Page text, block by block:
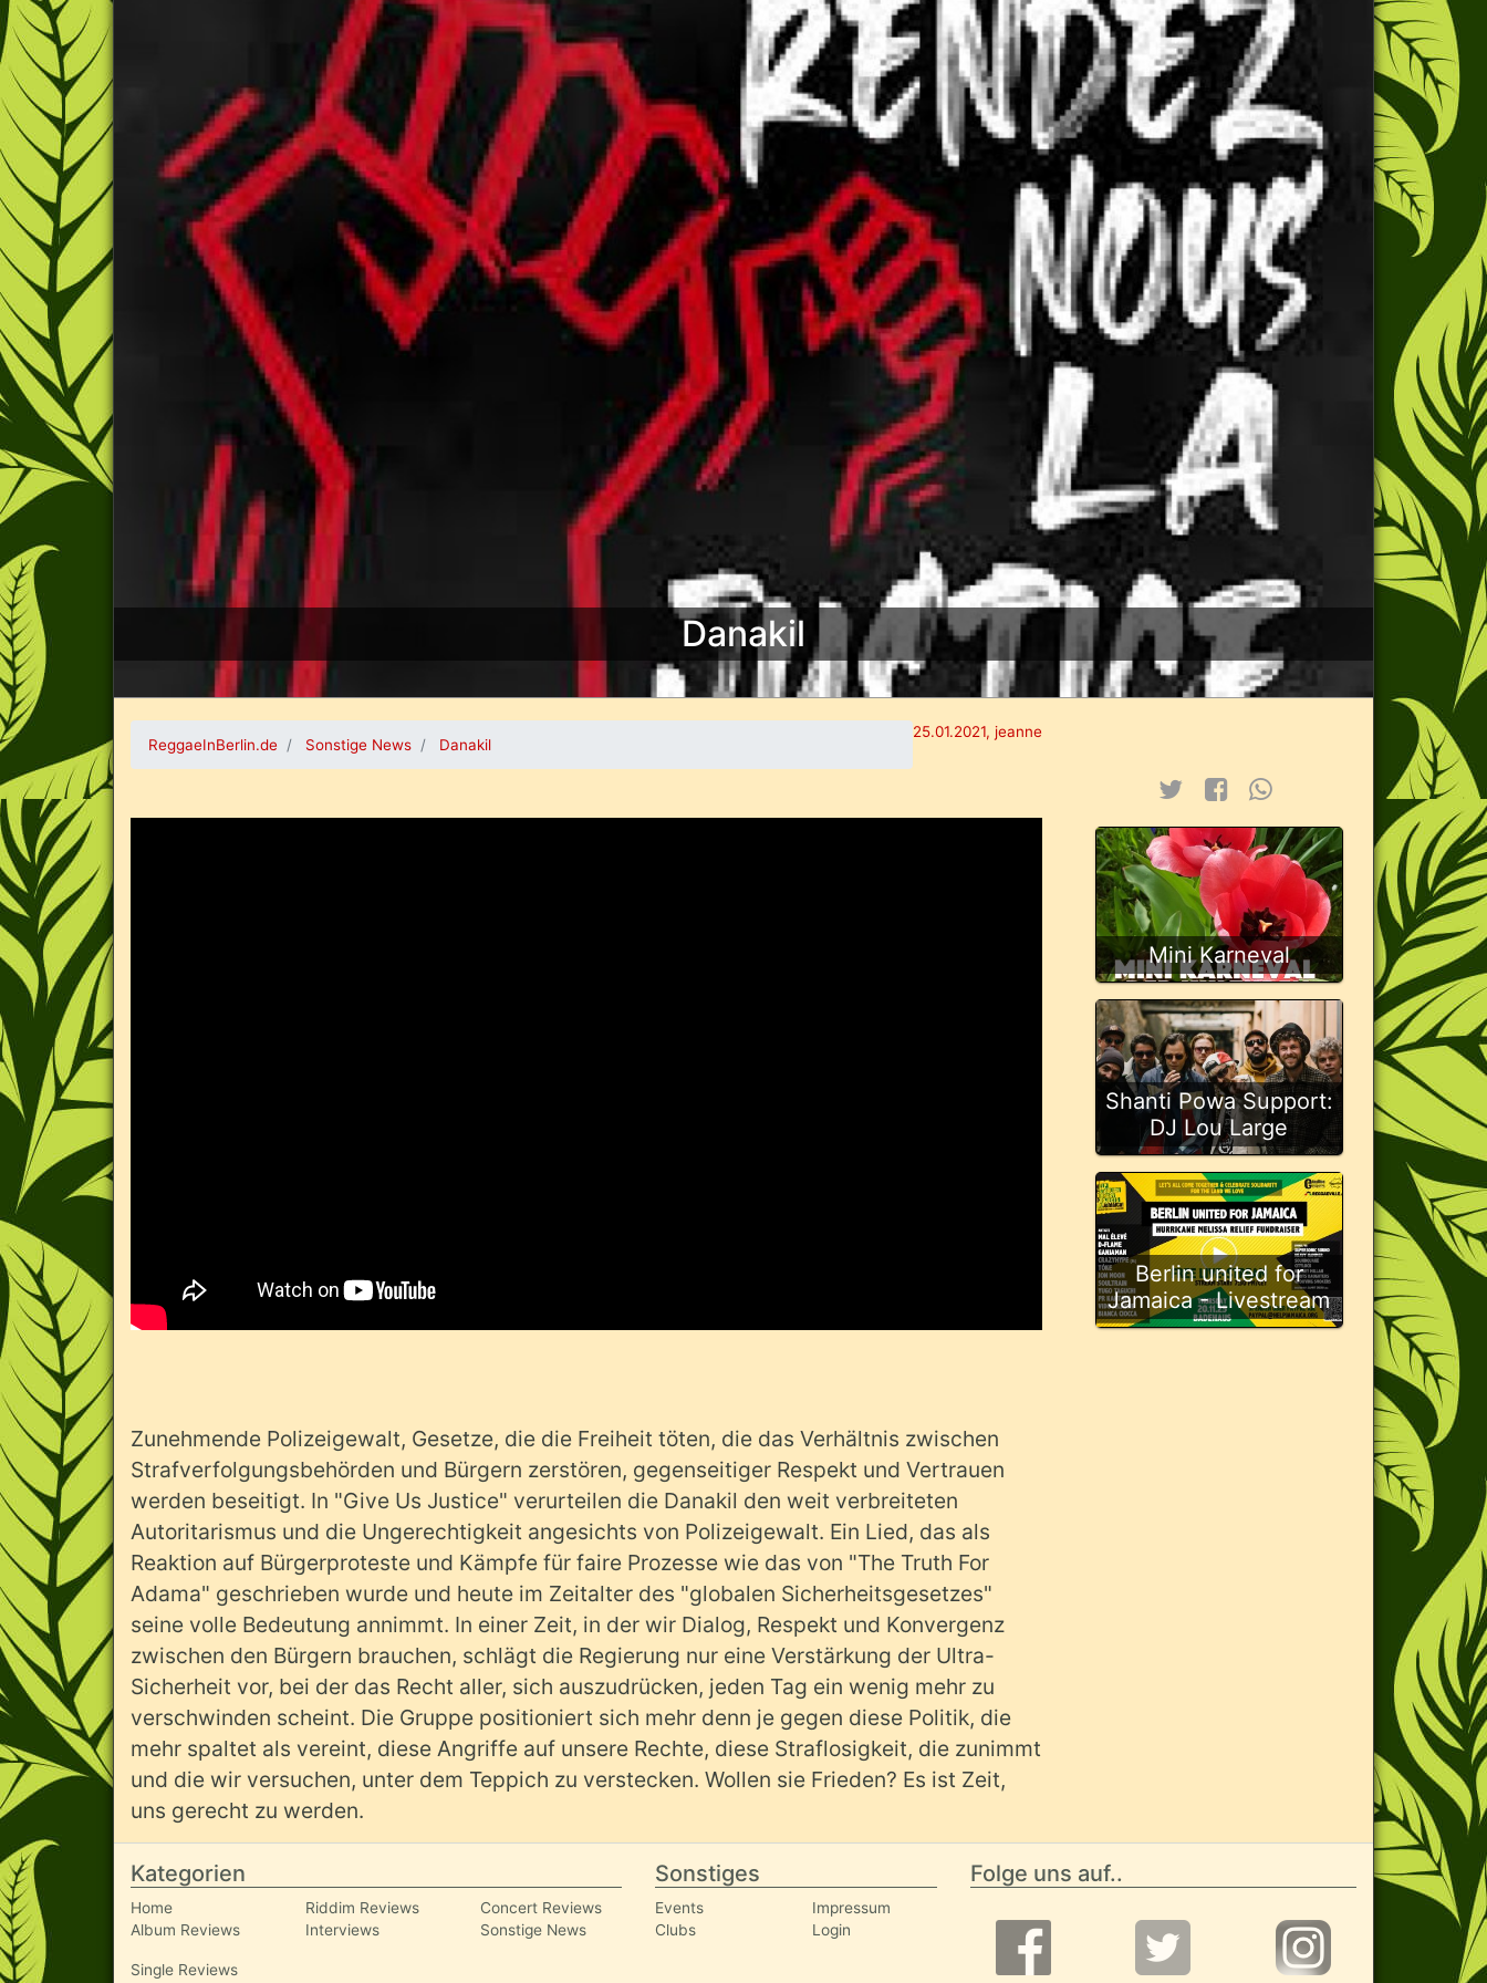
Danakil
25.01.2021, jeanne
ReggaeInBerlin.de Sonstige News Danakil
Zunehmende Polizeigewalt, Gesetze, die die Freiheit töten, die das Verhältnis zwischen
Strafverfolgungsbehörden und Bürgern zerstören, gegenseitiger Respekt und Vertrauen
werden beseitigt. In "Give Us Justice" verurteilen die Danakil den weit verbreiteten
Autoritarismus und die Ungerechtigkeit angesichts von Polizeigewalt. Ein Lied, das als
Reaktion auf Bürgerproteste und Kämpfe für faire Prozesse wie das von "The Truth For
Adama" geschrieben wurde und heute im Zeitalter des "globalen Sicherheitsgesetzes"
seine volle Bedeutung annimmt. In einer Zeit, in der wir Dialog, Respekt und Konvergenz
zwischen den Bürgern brauchen, schlägt die Regierung nur eine Verstärkung der Ultra-
Sicherheit vor, bei der das Recht aller, sich auszudrücken, jeden Tag ein wenig mehr zu
verschwinden scheint. Die Gruppe positioniert sich mehr denn je gegen diese Politik, die
mehr spaltet als vereint, diese Angriffe auf unsere Rechte, diese Straflosigkeit, die zunimmt
und die wir versuchen, unter dem Teppich zu verstecken. Wollen sie Frieden? Es ist Zeit,
uns gerecht zu werden.
Mini Karneval
Shanti Powa Support:
DJ Lou Large
Berlin united for
Jamaica - Livestream
Kategorien
Home
Album Reviews
Riddim Reviews
Interviews
Concert Reviews
Sonstige News
Single Reviews
Sonstiges
Events
Clubs
Impressum
Login
Folge uns auf..